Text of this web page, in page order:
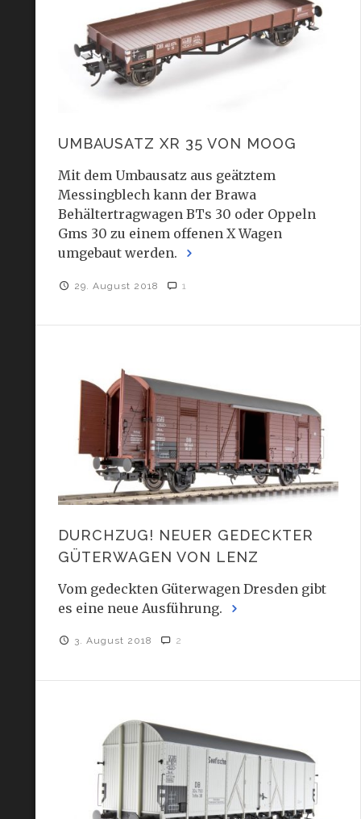
UMBAUSATZ XR 35 VON MOOG
Mit dem Umbausatz aus geätztem
Messingblech kann der Brawa
Behältertragwagen BTs 30 oder Oppeln
Gms 30 zu einem offenen X Wagen
umgebaut werden.
29. August 2018 1
DURCHZUG! NEUER GEDECKTER
GÜTERWAGEN VON LENZ
Vom gedeckten Güterwagen Dresden gibt
es eine neue Ausführung.
3. August 2018 2